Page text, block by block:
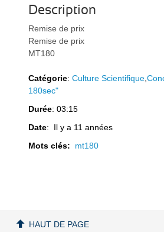
Description
Remise de prix
Remise de prix
MT180
Catégorie:Culture Scientifique ,
180sec"
Durée: 03:15
Date: Il y a 11 années
Mots clés: mt180
HAUT DE PAGE